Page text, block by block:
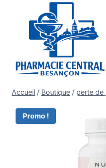
Accueil / Boutique / perte de
Promo !